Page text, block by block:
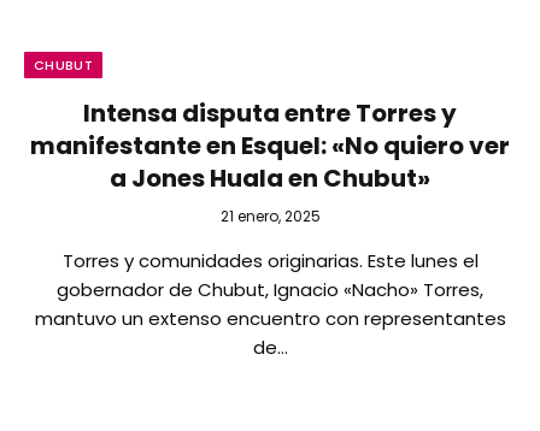
CHUBUT
Intensa disputa entre Torres y
manifestante en Esquel: «No quiero ver
a Jones Huala en Chubut»
21 enero, 2025
Torres y comunidades originarias. Este lunes el
gobernador de Chubut, Ignacio «Nacho» Torres,
mantuvo un extenso encuentro con representantes
de…